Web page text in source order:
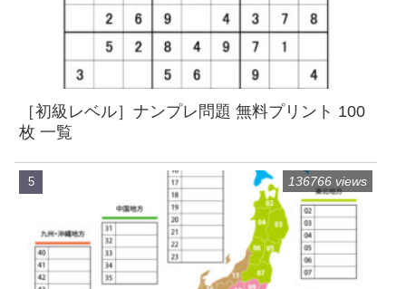
［初級レベル］ナンプレ問題 無料プリント 100
枚 一覧
136766 views